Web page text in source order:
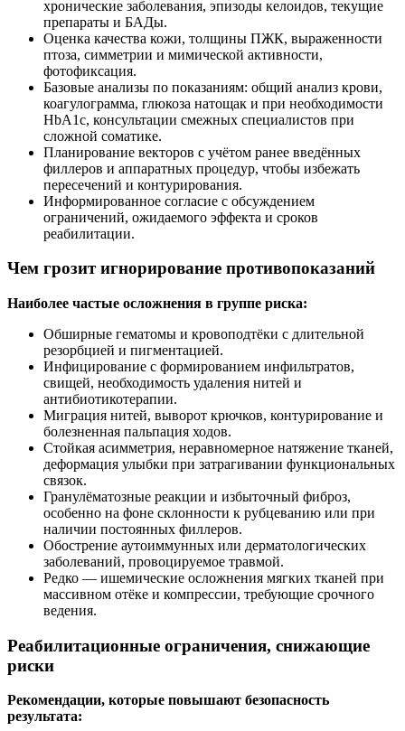
хронические заболевания, эпизоды келоидов, текущие
препараты и БАДы.
Оценка качества кожи, толщины ПЖК, выраженности
птоза, симметрии и мимической активности,
фотофиксация.
Базовые анализы по показаниям: общий анализ крови,
коагулограмма, глюкоза натощак и при необходимости
HbA1c, консультации смежных специалистов при
сложной соматике.
Планирование векторов с учётом ранее введённых
филлеров и аппаратных процедур, чтобы избежать
пересечений и контурирования.
Информированное согласие с обсуждением
ограничений, ожидаемого эффекта и сроков
реабилитации.
Чем грозит игнорирование противопоказаний
Наиболее частые осложнения в группе риска:
Обширные гематомы и кровоподтёки с длительной
резорбцией и пигментацией.
Инфицирование с формированием инфильтратов,
свищей, необходимость удаления нитей и
антибиотикотерапии.
Миграция нитей, выворот крючков, контурирование и
болезненная пальпация ходов.
Стойкая асимметрия, неравномерное натяжение тканей,
деформация улыбки при затрагивании функциональных
связок.
Гранулёматозные реакции и избыточный фиброз,
особенно на фоне склонности к рубцеванию или при
наличии постоянных филлеров.
Обострение аутоиммунных или дерматологических
заболеваний, провоцируемое травмой.
Редко — ишемические осложнения мягких тканей при
массивном отёке и компрессии, требующие срочного
ведения.
Реабилитационные ограничения, снижающие
риски
Рекомендации, которые повышают безопасность
результата: